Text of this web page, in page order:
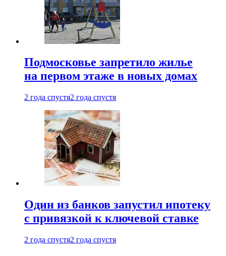
Подмосковье запретило жилье
на первом этаже в новых домах
2 года спустя2 года спустя
Один из банков запустил ипотеку
с привязкой к ключевой ставке
2 года спустя2 года спустя